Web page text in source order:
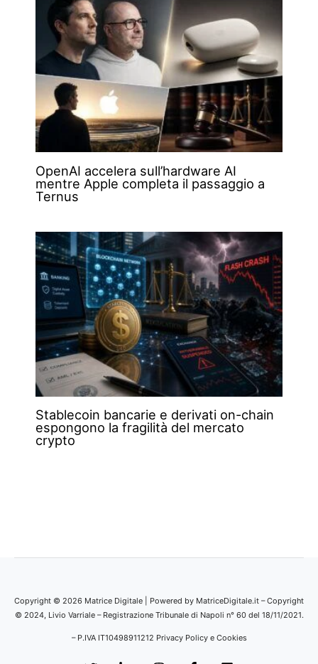
OpenAI accelera sull’hardware AI
mentre Apple completa il passaggio a
Ternus
Stablecoin bancarie e derivati on-chain
espongono la fragilità del mercato
crypto
Copyright © 2026 Matrice Digitale | Powered by MatriceDigitale.it – Copyright
© 2024, Livio Varriale – Registrazione Tribunale di Napoli n° 60 del 18/11/2021.
– P.IVA IT10498911212 Privacy Policy e Cookies